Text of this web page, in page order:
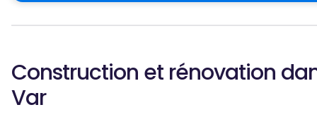
Construction et rénovation
Var